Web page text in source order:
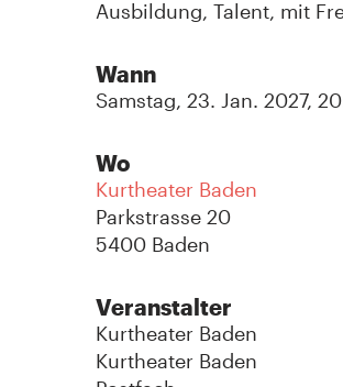
Ausbildung, Talent, mit
Wann
Samstag, 23. Jan. 2027,
Wo
Kurtheater Baden
Parkstrasse 20
5400 Baden
Veranstalter
Kurtheater Baden
Kurtheater Baden